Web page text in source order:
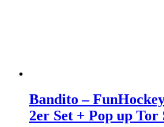
Bandito –
2er Set + Pop up